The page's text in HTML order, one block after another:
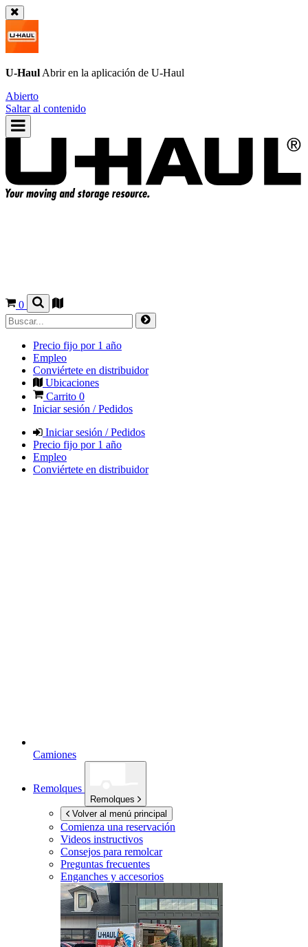
U-Haul Abrir en la aplicación de U-Haul
Abierto
Saltar al contenido
0
Precio fijo por 1 año
Empleo
Conviértete en distribuidor
Ubicaciones
Carrito 0
Iniciar sesión / Pedidos
Iniciar sesión / Pedidos
Precio fijo por 1 año
Empleo
Conviértete en distribuidor
Camiones
Remolques
Remolques
Volver al menú principal
Comienza una reservación
Videos instructivos
Consejos para remolcar
Preguntas frecuentes
Enganches y accesorios